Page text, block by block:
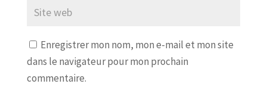
Enregistrer mon nom, mon e-mail et mon site
dans le navigateur pour mon prochain
commentaire.